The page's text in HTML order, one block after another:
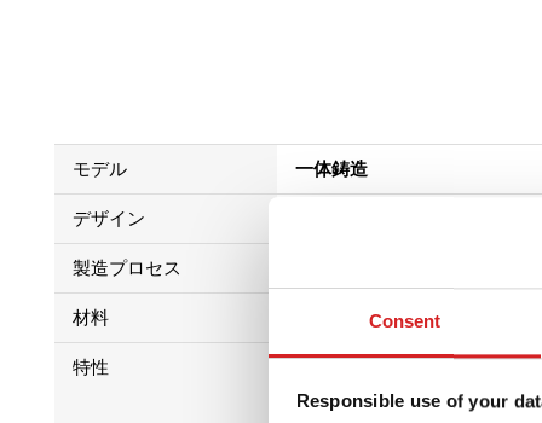
Consent
Responsible use of your
モデル 一体鋳造
デザイン
製造プロセス
材料 Al Si 7 Mg
特性